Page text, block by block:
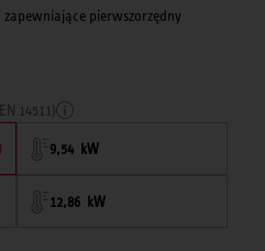
zapewniające pierwszorzędny
14511)
9,54 kW
12,86 kW